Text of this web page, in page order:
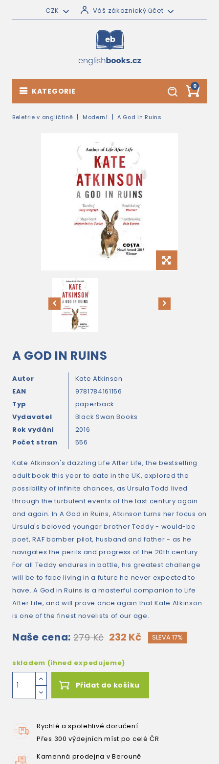
CZK Váš zákaznický účet
0
KATEGORIE
Beletrie v angličtině Moderní A God in Ruins
A GOD IN RUINS
Autor
Kate Atkinson
EAN
9781784161156
Typ
paperback
Vydavatel
Black Swan Books
Rok vydání
2016
Počet stran
556
Kate Atkinson's dazzling Life After Life, the bestselling
adult book this year to date in the UK, explored the
possibility of infinite chances, as Ursula Todd lived
through the turbulent events of the last century again
and again. In A God in Ruins, Atkinson turns her focus on
Ursula's beloved younger brother Teddy - would-be
poet, RAF bomber pilot, husband and father - as he
navigates the perils and progress of the 20th century.
For all Teddy endures in battle, his greatest challenge
will be to face living in a future he never expected to
have. A God in Ruins is a masterful companion to Life
After Life, and will prove once again that Kate Atkinson
is one of the finest novelists of our age.
Naše cena: 279 Kč 232 Kč SLEVA 17%
skladem (ihned expedujeme)
Přidat do košíku
Rychlé a spolehlivé doručení
Přes 300 výdejních míst po celé ČR
Kamenná prodejna v Berouně